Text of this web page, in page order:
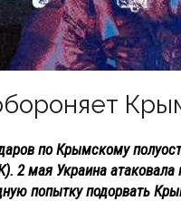
по Крымскому
2 мая Украина атаковала
попытку подорвать